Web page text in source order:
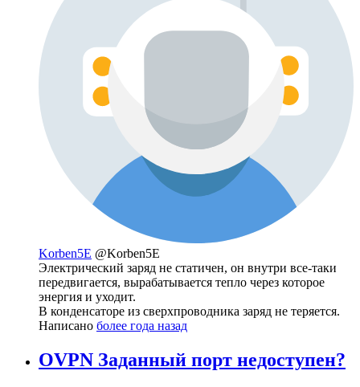
Korben5E @Korben5E
Электрический заряд не статичен, он внутри все-таки
передвигается, вырабатывается тепло через которое
энергия и уходит.
В конденсаторе из сверхпроводника заряд не теряется.
Написано более года назад
OVPN Заданный порт недоступен?